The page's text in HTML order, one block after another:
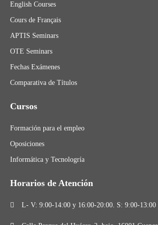
English Courses
Cours de Français
APTIS Seminars
OTE Seminars
Fechas Exámenes
Comparativa de Títulos
Cursos
Formación para el empleo
Oposiciones
Informática y Tecnologría
Horarios de Atención
L- V: 9:00-14:00 y 16:00-20:00. S: 9:00-13:00